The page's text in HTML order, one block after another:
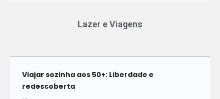
Lazer e Viagens
Viajar sozinha aos 50+: Liberdade e
redescoberta